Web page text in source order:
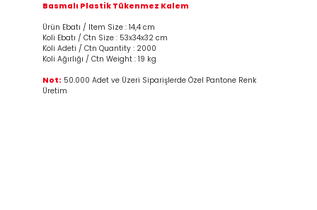
Basmalı Plastik Tükenmez Kalem
Ürün Ebatı / Item Size : 14,4 cm
Koli Ebatı / Ctn Size : 53x34x32 cm
Koli Adeti / Ctn Quantity : 2000
Koli Ağırlığı / Ctn Weight : 19 kg
Not: 50.000 Adet ve Üzeri Siparişlerde Özel Pantone Renk
Üretim